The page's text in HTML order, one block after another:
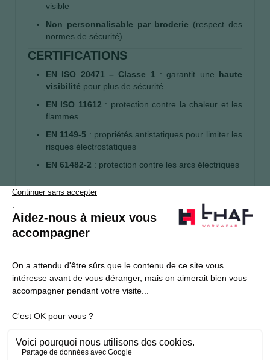
visible
Non personnalisable par broderie (respect des
normes de sécurité)
CERTIFICATIONS
EN ISO 20471 – Classe 1 : garantit une haute
visibilité pour plus de sécurité
EN ISO 11612 : protection contre la chaleur et les
flammes
EN 1149-5 : propriétés antistatiques pour limiter les
risques électrostatiques
EN 61482-2 : protection contre les arcs électriques
Je souhaite m'inscrire à la newsletter Thaf Workwear
Produits THAF